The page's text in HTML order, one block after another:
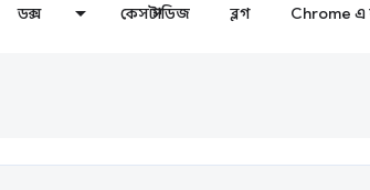
ডক্স কেস স্টাডিজ ব্লগ Chrome